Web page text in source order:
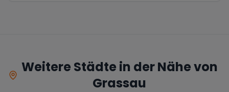
Weitere Städte in der Nähe von
Grassau